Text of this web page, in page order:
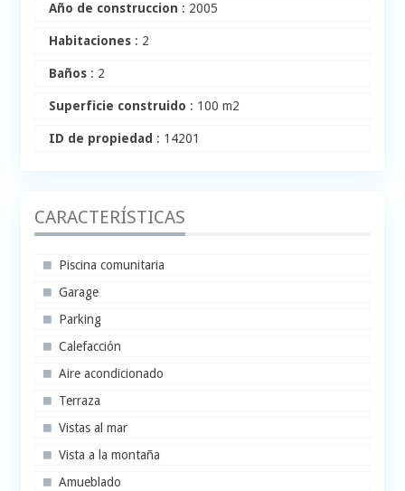
Año de construccion : 2005
Habitaciones : 2
Baños : 2
Superficie construido : 100 m2
ID de propiedad : 14201
CARACTERÍSTICAS
Piscina comunitaria
Garage
Parking
Calefacción
Aire acondicionado
Terraza
Vistas al mar
Vista a la montaña
Amueblado